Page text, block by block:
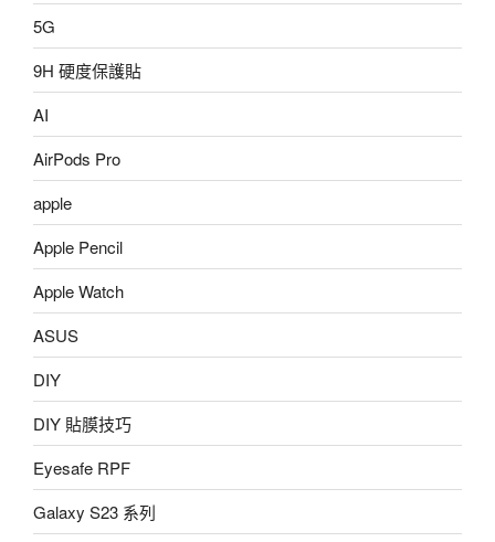
5G
9H 硬度保護貼
AI
AirPods Pro
apple
Apple Pencil
Apple Watch
ASUS
DIY
DIY 貼膜技巧
Eyesafe RPF
Galaxy S23 系列